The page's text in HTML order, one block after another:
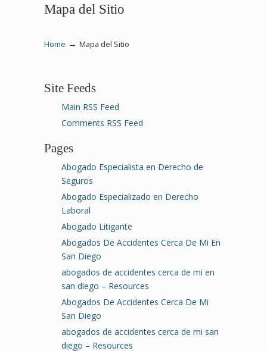
Mapa del Sitio
Home → Mapa del Sitio
Site Feeds
Main RSS Feed
Comments RSS Feed
Pages
Abogado Especialista en Derecho de
Seguros
Abogado Especializado en Derecho
Laboral
Abogado Litigante
Abogados De Accidentes Cerca De Mi En
San Diego
abogados de accidentes cerca de mi en
san diego – Resources
Abogados De Accidentes Cerca De Mi
San Diego
abogados de accidentes cerca de mi san
diego – Resources